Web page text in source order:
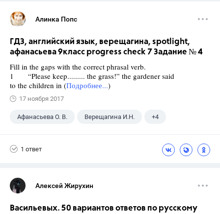
Алинка Попс
ГДЗ, английский язык, верещагина, spotlight,
афанасьева 9класс progress check 7 Задание № 4
Fill in the gaps with the correct phrasal verb.
1 “Please keep......... the grass!” the gardener said
to the children in (Подробнее...)
17 ноября 2017
Афанасьева О. В. Верещагина И.Н. +4
1 ответ
Алексей Жирухин
Васильевых. 50 вариантов ответов по русскому